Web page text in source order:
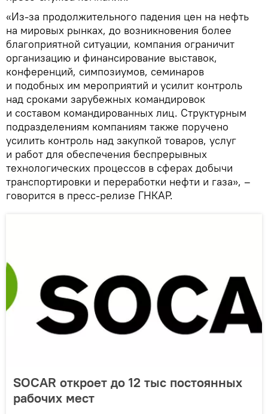
«Из-за продолжительного падения цен на нефть
на мировых рынках, до возникновения более
благоприятной ситуации, компания ограничит
организацию и финансирование выставок,
конференций, симпозиумов, семинаров
и подобных им мероприятий и усилит контроль
над сроками зарубежных командировок
и составом командированных лиц. Структурным
подразделениям компаниям также поручено
усилить контроль над закупкой товаров, услуг
и работ для обеспечения беспрерывных
технологических процессов в сферах добычи
транспортировки и переработки нефти и газа», –
говорится в пресс-релизе ГНКАР.
SOCAR откроет до 12 тыс постоянных
рабочих мест